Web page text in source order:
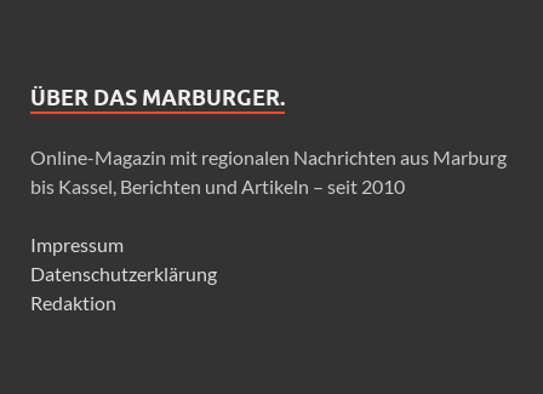
ÜBER DAS MARBURGER.
Online-Magazin mit regionalen Nachrichten aus Marburg
bis Kassel, Berichten und Artikeln – seit 2010
Impressum
Datenschutzerklärung
Redaktion